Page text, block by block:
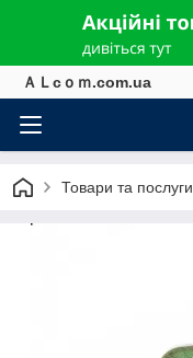
ＡＬcｏｍ.com.ua
Товари та послуги